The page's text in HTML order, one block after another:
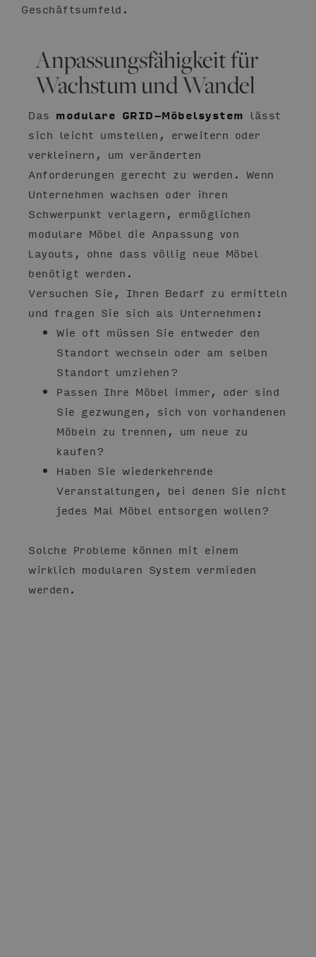
Geschäftsumfeld.
Anpassungsfähigkeit für
Wachstum und Wandel
Das modulare GRID-Möbelsystem lässt
sich leicht umstellen, erweitern oder
verkleinern, um veränderten
Anforderungen gerecht zu werden. Wenn
Unternehmen wachsen oder ihren
Schwerpunkt verlagern, ermöglichen
modulare Möbel die Anpassung von
Layouts, ohne dass völlig neue Möbel
benötigt werden.
Versuchen Sie, Ihren Bedarf zu ermitteln
und fragen Sie sich als Unternehmen:
Wie oft müssen Sie entweder den
Standort wechseln oder am selben
Standort umziehen?
Passen Ihre Möbel immer, oder sind
Sie gezwungen, sich von vorhandenen
Möbeln zu trennen, um neue zu
kaufen?
Haben Sie wiederkehrende
Veranstaltungen, bei denen Sie nicht
jedes Mal Möbel entsorgen wollen?
Solche Probleme können mit einem
wirklich modularen System vermieden
werden.